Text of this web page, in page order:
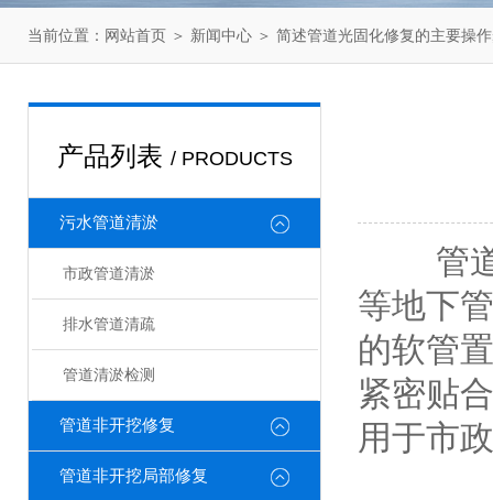
当前位置： 网站首页 ＞ 新闻中心 ＞ 简述管道光固化修复的主要操
产品列表 / PRODUCTS
污水管道清淤
市政管道清淤
排水管道清疏
管道清淤检测
管道非开挖修复
管道非开挖局部修复
管道
等地下
的软管
紧密贴
用于市